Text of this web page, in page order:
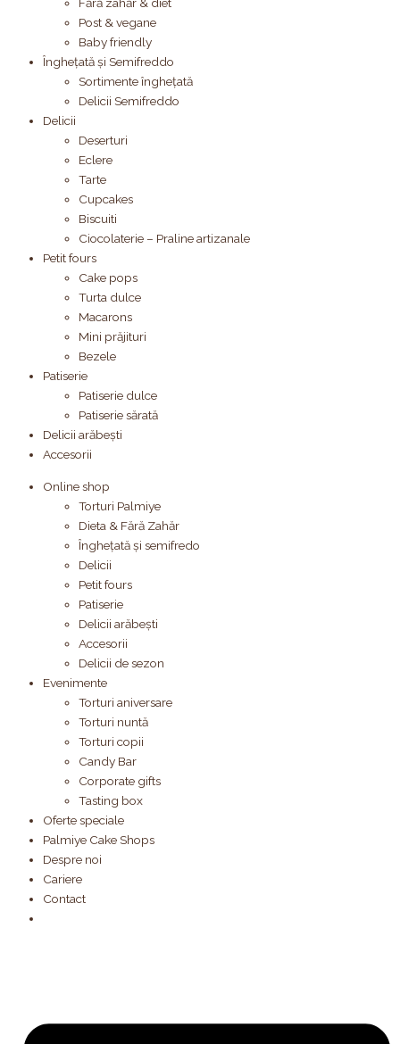
Fără zahăr & diet
Post & vegane
Baby friendly
Înghețată și Semifreddo
Sortimente înghețată
Delicii Semifreddo
Delicii
Deserturi
Eclere
Tarte
Cupcakes
Biscuiti
Ciocolaterie – Praline artizanale
Petit fours
Cake pops
Turta dulce
Macarons
Mini prăjituri
Bezele
Patiserie
Patiserie dulce
Patiserie sărată
Delicii arăbești
Accesorii
Online shop
Torturi Palmiye
Dieta & Fără Zahăr
Înghețată și semifredo
Delicii
Petit fours
Patiserie
Delicii arăbești
Accesorii
Delicii de sezon
Evenimente
Torturi aniversare
Torturi nuntă
Torturi copii
Candy Bar
Corporate gifts
Tasting box
Oferte speciale
Palmiye Cake Shops
Despre noi
Cariere
Contact